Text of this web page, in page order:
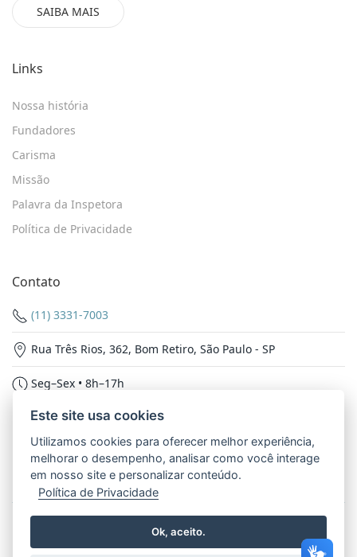
SAIBA MAIS
Links
Nossa história
Fundadores
Carisma
Missão
Palavra da Inspetora
Política de Privacidade
Contato
(11) 3331-7003
Rua Três Rios, 362, Bom Retiro, São Paulo - SP
Seg–Sex • 8h–17h
Nossas Redes
© 2026 - Inspetoria Nossa Senhora Aparecida. Todos os
direitos reservados.
Este site usa cookies
Utilizamos cookies para oferecer melhor experiência,
melhorar o desempenho, analisar como você interage
em nosso site e personalizar conteúdo.
Política de Privacidade
Ok, aceito.